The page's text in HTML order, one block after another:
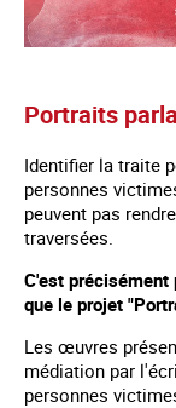
Portraits
Identifier la traite
personnes
peuvent pas
traversées.
C'est précisément
que le projet
Les œuvres
médiation par
personnes